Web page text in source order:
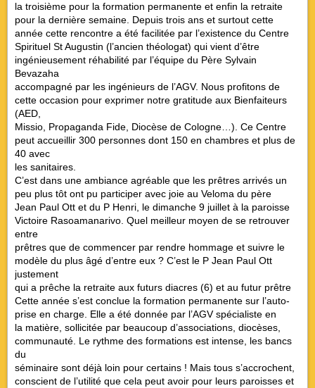
la troisième pour la formation permanente et enfin la retraite
pour la dernière semaine. Depuis trois ans et surtout cette
année cette rencontre a été facilitée par l’existence du Centre
Spirituel St Augustin (l’ancien théologat) qui vient d’être
ingénieusement réhabilité par l’équipe du Père Sylvain
Bevazaha
accompagné par les ingénieurs de l’AGV. Nous profitons de
cette occasion pour exprimer notre gratitude aux Bienfaiteurs
(AED,
Missio, Propaganda Fide, Diocèse de Cologne…). Ce Centre
peut accueillir 300 personnes dont 150 en chambres et plus de
40 avec
les sanitaires.
C’est dans une ambiance agréable que les prêtres arrivés un
peu plus tôt ont pu participer avec joie au Veloma du père
Jean Paul Ott et du P Henri, le dimanche 9 juillet à la paroisse
Victoire Rasoamanarivo. Quel meilleur moyen de se retrouver
entre
prêtres que de commencer par rendre hommage et suivre le
modèle du plus âgé d’entre eux ? C’est le P Jean Paul Ott
justement
qui a prêche la retraite aux futurs diacres (6) et au futur prêtre
Cette année s’est conclue la formation permanente sur l’auto-
prise en charge. Elle a été donnée par l’AGV spécialiste en
la matière, sollicitée par beaucoup d’associations, diocèses,
communauté. Le rythme des formations est intense, les bancs
du
séminaire sont déjà loin pour certains ! Mais tous s’accrochent,
conscient de l’utilité que cela peut avoir pour leurs paroisses et